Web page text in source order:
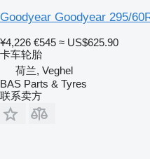
Goodyear Goodyear 295/
¥4,226 €545 ≈ US$625.90
卡车轮胎
荷兰, Veghel
BAS Parts & Tyres
联系卖方